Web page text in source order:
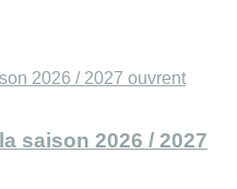
saison 2026 / 2027